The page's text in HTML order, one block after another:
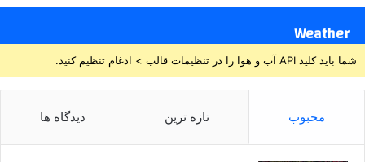
Weather
شما باید کلید API آب و هوا را در تنظیمات قالب > ادغام تنظیم کنید.
محبوب تازه ترین دیدگاه ها